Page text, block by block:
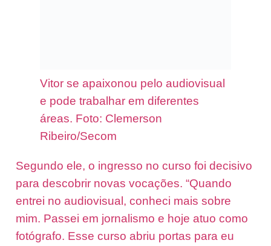
Vitor se apaixonou pelo audiovisual
e pode trabalhar em diferentes
áreas. Foto: Clemerson
Ribeiro/Secom
Segundo ele, o ingresso no curso foi decisivo
para descobrir novas vocações. “Quando
entrei no audiovisual, conheci mais sobre
mim. Passei em jornalismo e hoje atuo como
fotógrafo. Esse curso abriu portas para eu